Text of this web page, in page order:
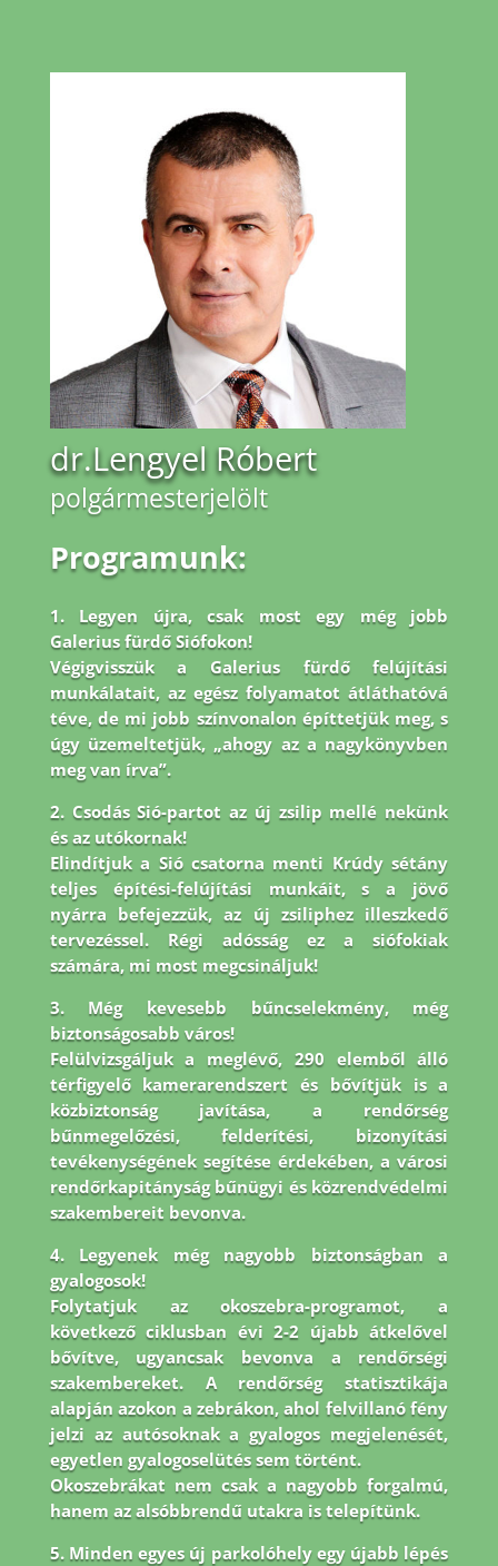
dr.Lengyel Róbert
polgármesterjelölt
Programunk:
1. Legyen újra, csak most egy még jobb
Galerius fürdő Siófokon!
Végigvisszük a Galerius fürdő felújítási
munkálatait, az egész folyamatot átláthatóvá
téve, de mi jobb színvonalon építtetjük meg, s
úgy üzemeltetjük, „ahogy az a nagykönyvben
meg van írva”.
2. Csodás Sió-partot az új zsilip mellé nekünk
és az utókornak!
Elindítjuk a Sió csatorna menti Krúdy sétány
teljes építési-felújítási munkáit, s a jövő
nyárra befejezzük, az új zsiliphez illeszkedő
tervezéssel. Régi adósság ez a siófokiak
számára, mi most megcsináljuk!
3. Még kevesebb bűncselekmény, még
biztonságosabb város!
Felülvizsgáljuk a meglévő, 290 elemből álló
térfigyelő kamerarendszert és bővítjük is a
közbiztonság javítása, a rendőrség
bűnmegelőzési, felderítési, bizonyítási
tevékenységének segítése érdekében, a városi
rendőrkapitányság bűnügyi és közrendvédelmi
szakembereit bevonva.
4. Legyenek még nagyobb biztonságban a
gyalogosok!
Folytatjuk az okoszebra-programot, a
következő ciklusban évi 2-2 újabb átkelővel
bővítve, ugyancsak bevonva a rendőrségi
szakembereket. A rendőrség statisztikája
alapján azokon a zebrákon, ahol felvillanó fény
jelzi az autósoknak a gyalogos megjelenését,
egyetlen gyalogoselütés sem történt.
Okoszebrákat nem csak a nagyobb forgalmú,
hanem az alsóbbrendű utakra is telepítünk.
5. Minden egyes új parkolóhely egy újabb lépés